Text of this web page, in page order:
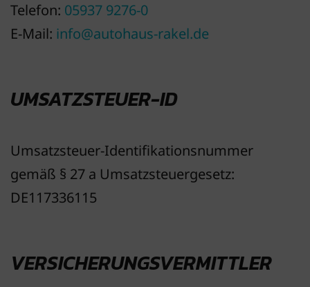
Telefon: 05937 9276-0
E-Mail: info@autohaus-rakel.de
UMSATZSTEUER-ID
Umsatzsteuer-Identifikationsnummer
gemäß § 27 a Umsatzsteuergesetz:
DE117336115
VERSICHERUNGSVERMITTLER